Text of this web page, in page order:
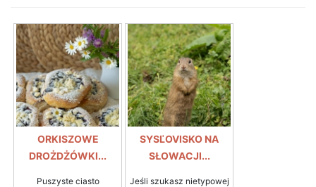
ORKISZOWE
DROŻDŻÓWKI...
Puszyste ciasto
SYSĽOVISKO NA
SŁOWACJI...
Jeśli szukasz nietypowej